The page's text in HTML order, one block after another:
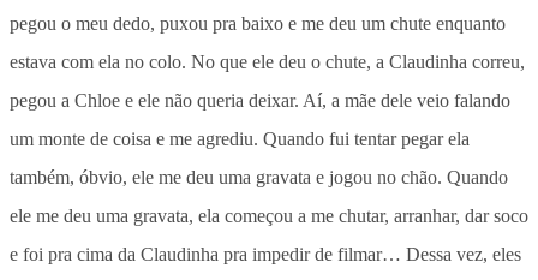
pegou o meu dedo, puxou pra baixo e me deu um chute enquanto
estava com ela no colo. No que ele deu o chute, a Claudinha correu,
pegou a Chloe e ele não queria deixar. Aí, a mãe dele veio falando
um monte de coisa e me agrediu. Quando fui tentar pegar ela
também, óbvio, ele me deu uma gravata e jogou no chão. Quando
ele me deu uma gravata, ela começou a me chutar, arranhar, dar soco
e foi pra cima da Claudinha pra impedir de filmar… Dessa vez, eles